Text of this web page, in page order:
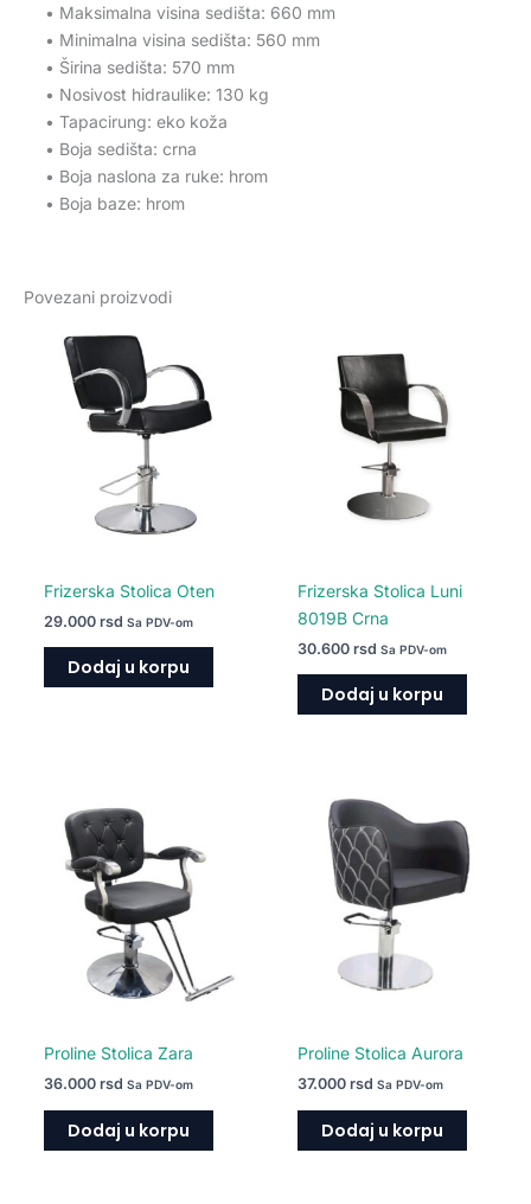
• Maksimalna visina sedišta: 660 mm
• Minimalna visina sedišta: 560 mm
• Širina sedišta: 570 mm
• Nosivost hidraulike: 130 kg
• Tapacirung: eko koža
• Boja sedišta: crna
• Boja naslona za ruke: hrom
• Boja baze: hrom
Povezani proizvodi
Frizerska Stolica Oten
29.000 rsd Sa PDV-om
Dodaj u korpu
Frizerska Stolica Luni
8019B Crna
30.600 rsd Sa PDV-om
Dodaj u korpu
Proline Stolica Zara
36.000 rsd Sa PDV-om
Dodaj u korpu
Proline Stolica Aurora
37.000 rsd Sa PDV-om
Dodaj u korpu